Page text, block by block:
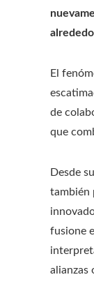
El
de
que
Desde
también
fusione
alianzas